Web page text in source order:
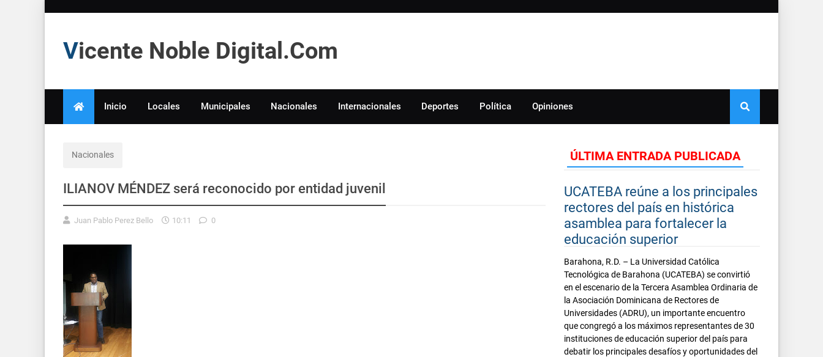
Vicente Noble Digital.Com
Inicio Locales Municipales Nacionales Internacionales Deportes Política Opiniones
Nacionales
ILIANOV MÉNDEZ será reconocido por entidad juvenil
Juan Pablo Perez Bello 10:11 0
ÚLTIMA ENTRADA PUBLICADA
UCATEBA reúne a los principales
rectores del país en histórica
asamblea para fortalecer la
educación superior
Barahona, R.D. – La Universidad Católica
Tecnológica de Barahona (UCATEBA) se convirtió
en el escenario de la Tercera Asamblea Ordinaria de
la Asociación Dominicana de Rectores de
Universidades (ADRU), un importante encuentro
que congregó a los máximos representantes de 30
instituciones de educación superior del país para
debatir los principales desafíos y oportunidades del